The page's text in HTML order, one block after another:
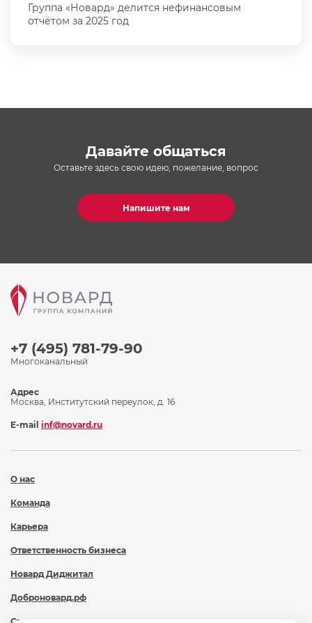
Группа «Новард» делится нефинансовым
отчётом за 2025 год
Давайте общаться
Оставьте здесь свою идею, пожелание, вопрос
Напишите нам
+7 (495) 781-79-90
Многоканальный
О нас
Команда
Карьера
Ответственность бизнеса
Новард Диджитал
Доброновард.рф
Адрес
Москва, Институтский переулок, д. 16
E-mail inf@novard.ru